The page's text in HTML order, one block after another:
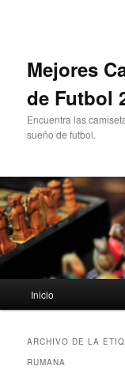
Mejores
de Futbol
Encuentra las
sueño de futbol.
principal
Inicio
ARCHIVO DE LA
RUMANA